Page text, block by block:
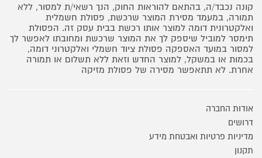
קונה נכבד/ה, בהתאם להוראות החוק, הנך רשאי/ת למסור, ללא
תמורה, במעמד מסירת המוצר שרכשת, פסולת חשמלית
ואלקטרונית דומה למוצר אותו רכשת בבית עסק זה. הפסולת
תימסר למוביל שיספק לך את המוצר שרכשת ומחובתו לאפשר לך
למסור במועד האספקה פסולת ציוד חשמלי ואלקטרוני דומה,
בכמות או במשקל, למוצר החדש וזאת ללא תשלום או תמורה
אחרת. לא תתאפשר מסירה של פסולת מזיקה
אודות החברה
דרושים
מדיניות פרטיות ואבטחת מידע
תקנון